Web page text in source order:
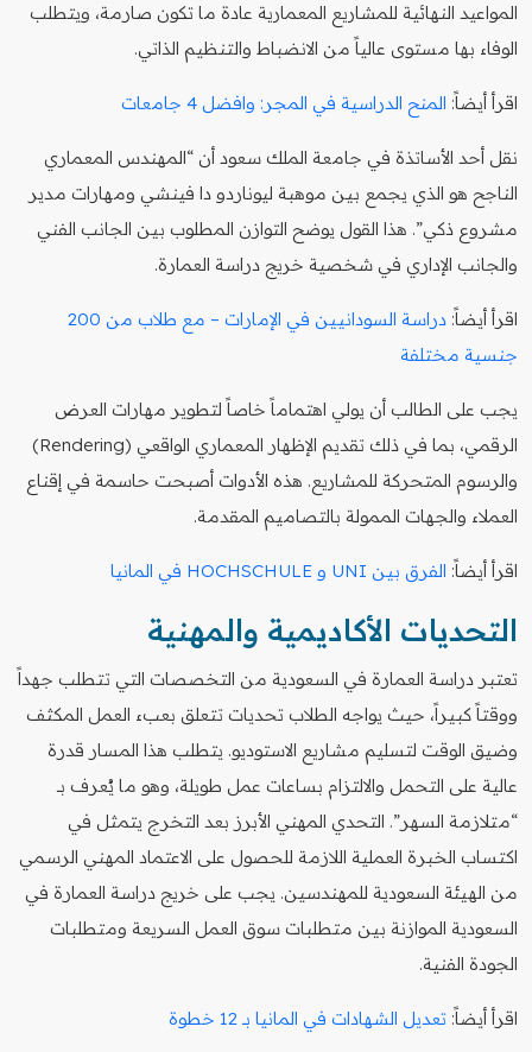
المواعيد النهائية للمشاريع المعمارية عادة ما تكون صارمة، ويتطلب
الوفاء بها مستوى عالياً من الانضباط والتنظيم الذاتي.
اقرأ أيضاً: المنح الدراسية في المجر: وافضل 4 جامعات
نقل أحد الأساتذة في جامعة الملك سعود أن “المهندس المعماري
الناجح هو الذي يجمع بين موهبة ليوناردو دا فينشي ومهارات مدير
مشروع ذكي”. هذا القول يوضح التوازن المطلوب بين الجانب الفني
والجانب الإداري في شخصية خريج دراسة العمارة.
اقرأ أيضاً:
دراسة السودانيين في الإمارات – مع طلاب من 200
جنسية مختلفة
يجب على الطالب أن يولي اهتماماً خاصاً لتطوير مهارات العرض
الرقمي، بما في ذلك تقديم الإظهار المعماري الواقعي (Rendering)
والرسوم المتحركة للمشاريع. هذه الأدوات أصبحت حاسمة في إقناع
العملاء والجهات الممولة بالتصاميم المقدمة.
اقرأ أيضاً: الفرق بين UNI و HOCHSCHULE في المانيا
التحديات الأكاديمية والمهنية
تعتبر دراسة العمارة في السعودية من التخصصات التي تتطلب جهداً
ووقتاً كبيراً، حيث يواجه الطلاب تحديات تتعلق بعبء العمل المكثف
وضيق الوقت لتسليم مشاريع الاستوديو. يتطلب هذا المسار قدرة
عالية على التحمل والالتزام بساعات عمل طويلة، وهو ما يُعرف بـ
“متلازمة السهر”. التحدي المهني الأبرز بعد التخرج يتمثل في
اكتساب الخبرة العملية اللازمة للحصول على الاعتماد المهني الرسمي
من الهيئة السعودية للمهندسين. يجب على خريج دراسة العمارة في
السعودية الموازنة بين متطلبات سوق العمل السريعة ومتطلبات
الجودة الفنية.
اقرأ أيضاً: تعديل الشهادات في المانيا بـ 12 خطوة